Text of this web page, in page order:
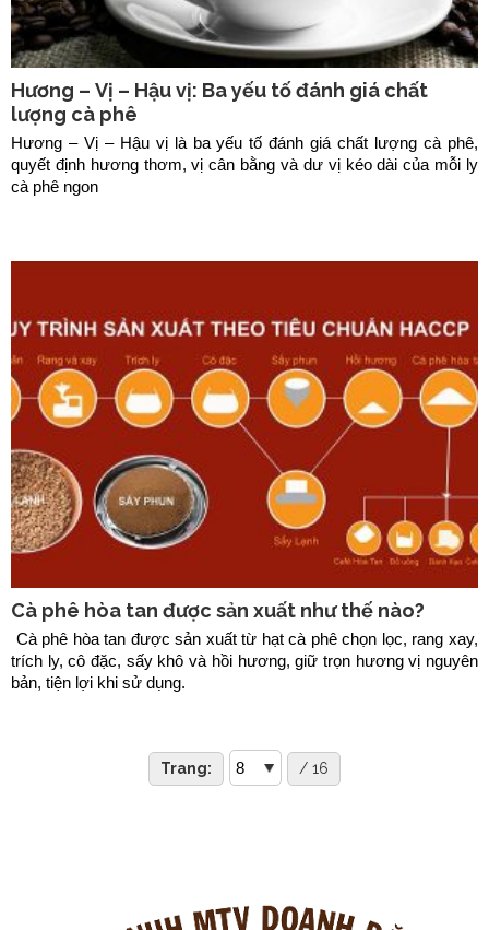
Hương – Vị – Hậu vị: Ba yếu tố đánh giá chất
lượng cà phê
Hương – Vị – Hậu vị là ba yếu tố đánh giá chất lượng cà phê,
quyết định hương thơm, vị cân bằng và dư vị kéo dài của mỗi ly
cà phê ngon
Cà phê hòa tan được sản xuất như thế nào?
Cà phê hòa tan được sản xuất từ hạt cà phê chọn lọc, rang xay,
trích ly, cô đặc, sấy khô và hồi hương, giữ trọn hương vị nguyên
bản, tiện lợi khi sử dụng.
Trang: / 16